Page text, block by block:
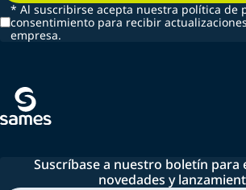
* Al suscribirse acepta nuestra política de
consentimiento para recibir
empresa.
Suscríbase a nuestro boletín para
novedades y